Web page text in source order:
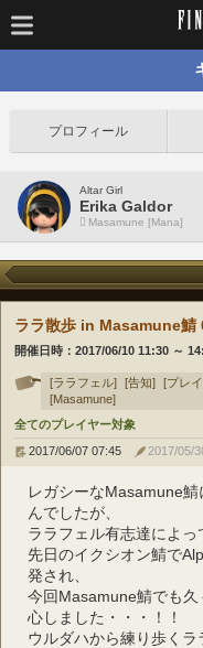
プロフィール
Altar Girl
Erika Galdor
Masamune [Mana]
ララ散歩 in Masamune鯖
開催日時： 2017/06/10 11:30～
[ララフェル] [告知] [プレ
[Masamune]
全てのプレイヤー対象
2017/06/07 07:45
2017/05/
レガシーなMasamune
んでしたが、
ララフェル有志達によっ
先日のイクシオン鯖で
発され、
今回Masamune鯖でも
心しました・・・！！
ウルダハから練り歩く